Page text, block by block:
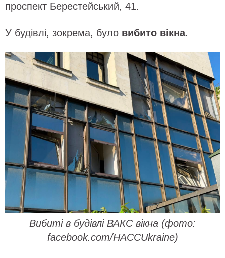
проспект Берестейський, 41.
У будівлі, зокрема, було вибито вікна.
Вибиті в будівлі ВАКС вікна (фото:
facebook.com/HACCUkraine)